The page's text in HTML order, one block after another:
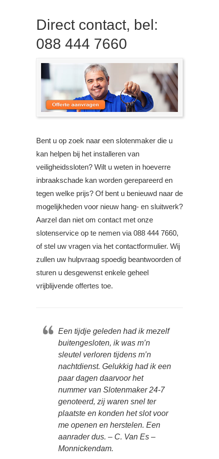
Direct contact, bel:
088 444 7660
Bent u op zoek naar een slotenmaker die u
kan helpen bij het installeren van
veiligheidssloten? Wilt u weten in hoeverre
inbraakschade kan worden gerepareerd en
tegen welke prijs? Of bent u benieuwd naar de
mogelijkheden voor nieuw hang- en sluitwerk?
Aarzel dan niet om contact met onze
slotenservice op te nemen via 088 444 7660,
of stel uw vragen via het contactformulier. Wij
zullen uw hulpvraag spoedig beantwoorden of
sturen u desgewenst enkele geheel
vrijblijvende offertes toe.
Een tijdje geleden had ik mezelf
buitengesloten, ik was m’n
sleutel verloren tijdens m’n
nachtdienst. Gelukkig had ik een
paar dagen daarvoor het
nummer van Slotenmaker 24-7
genoteerd, zij waren snel ter
plaatste en konden het slot voor
me openen en herstelen. Een
aanrader dus. – C. Van Es –
Monnickendam.